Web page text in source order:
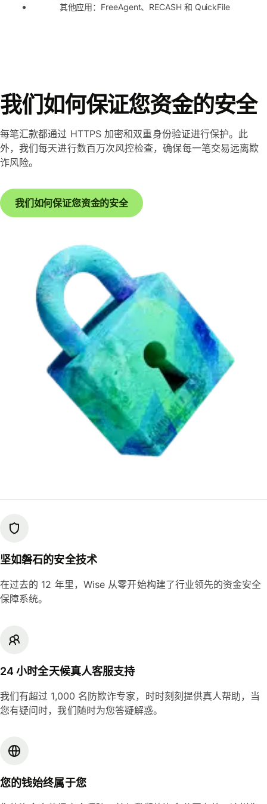
其他应用：FreeAgent、RECASH 和 QuickFile
我们如何保证您资金的安全
每笔汇款都通过 HTTPS 加密和双重身份验证进行保护。此
外，我们每天进行数百万次风控检查，确保每一笔交易远离欺
诈风险。
我们如何保证您资金的安全
坚如磐石的安全技术
在过去的 12 年里，Wise 从零开始构建了行业领先的资金安全
保障系统。
24 小时全天候真人客服支持
我们有超过 1,000 名防欺诈专家，时时刻刻提供真人帮助，当
您有疑问时，我们随时为您答疑解惑。
您的钱始终属于您